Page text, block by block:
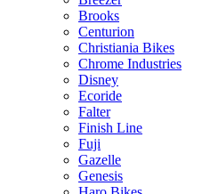
Brooks
Centurion
Christiania Bikes
Chrome Industries
Disney
Ecoride
Falter
Finish Line
Fuji
Gazelle
Genesis